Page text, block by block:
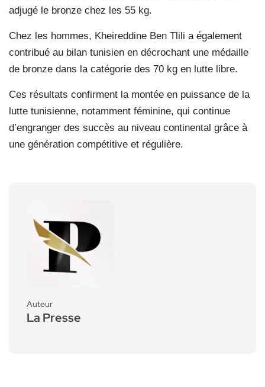
adjugé le bronze chez les 55 kg.
Chez les hommes, Kheireddine Ben Tlili a également
contribué au bilan tunisien en décrochant une médaille
de bronze dans la catégorie des 70 kg en lutte libre.
Ces résultats confirment la montée en puissance de la
lutte tunisienne, notamment féminine, qui continue
d’engranger des succès au niveau continental grâce à
une génération compétitive et régulière.
Auteur
La Presse